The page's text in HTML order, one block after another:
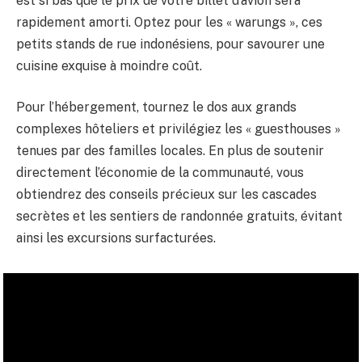
rapidement amorti. Optez pour les « warungs », ces
petits stands de rue indonésiens, pour savourer une
cuisine exquise à moindre coût.
Pour l’hébergement, tournez le dos aux grands
complexes hôteliers et privilégiez les « guesthouses »
tenues par des familles locales. En plus de soutenir
directement l’économie de la communauté, vous
obtiendrez des conseils précieux sur les cascades
secrètes et les sentiers de randonnée gratuits, évitant
ainsi les excursions surfacturées.